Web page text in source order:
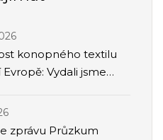
konopného textilu
Vydali jsme
zprávu Průzkum